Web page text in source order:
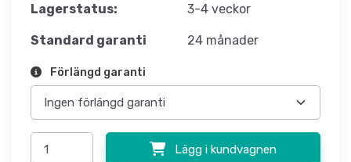
Lagerstatus: 3-4 veckor
Standard garanti 24 månader
Förlängd garanti
Lägg i kundvagnen